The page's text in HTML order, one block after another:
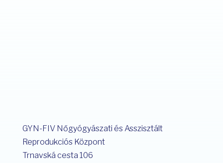
GYN-FIV Nőgyógyászati és Asszisztált
Reprodukciós Központ
Trnavská cesta 106